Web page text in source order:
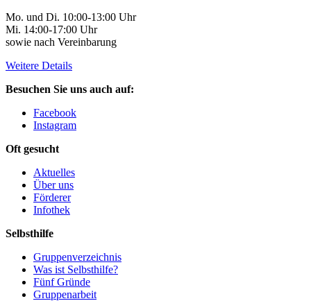
Mo. und Di. 10:00-13:00 Uhr
Mi. 14:00-17:00 Uhr
sowie nach Vereinbarung
Weitere Details
Besuchen Sie uns auch auf:
Facebook
Instagram
Oft gesucht
Aktuelles
Über uns
Förderer
Infothek
Selbsthilfe
Gruppenverzeichnis
Was ist Selbsthilfe?
Fünf Gründe
Gruppenarbeit